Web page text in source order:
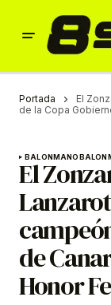
Portada
El
de la Copa
BALONMANO
El
de
Honor